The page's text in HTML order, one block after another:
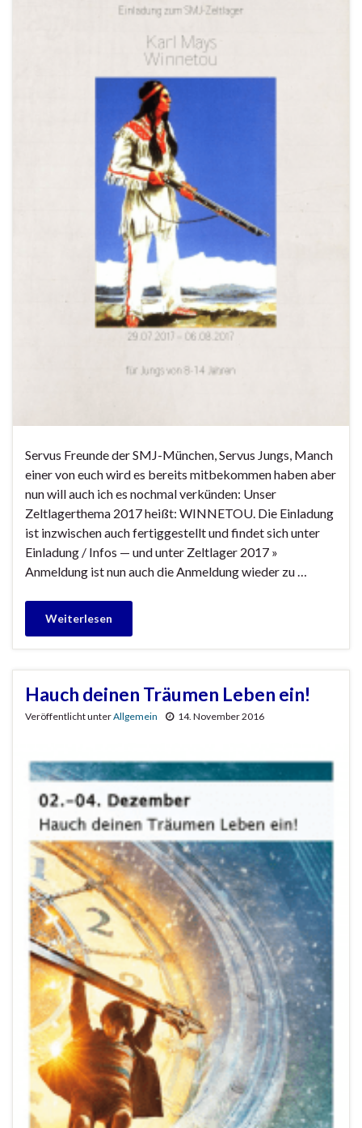
Servus Freunde der SMJ-München, Servus Jungs, Manch
einer von euch wird es bereits mitbekommen haben aber
nun will auch ich es nochmal verkünden: Unser
Zeltlagerthema 2017 heißt: WINNETOU. Die Einladung
ist inzwischen auch fertiggestellt und findet sich unter
Einladung / Infos — und unter Zeltlager 2017 »
Anmeldung ist nun auch die Anmeldung wieder zu …
Weiterlesen
Hauch deinen Träumen Leben ein!
Veröffentlicht unterAllgemein 14. November 2016